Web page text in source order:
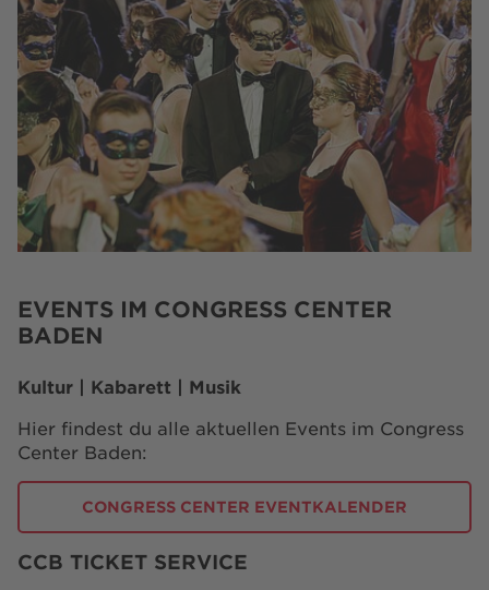
EVENTS IM CONGRESS CENTER
BADEN
Kultur | Kabarett | Musik
Hier findest du alle aktuellen Events im Congress
Center Baden:
CONGRESS CENTER EVENTKALENDER
CCB TICKET SERVICE